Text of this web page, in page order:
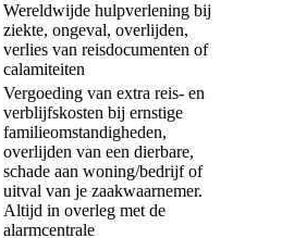
Wereldwijde hulpverlening bij
ziekte, ongeval, overlijden,
verlies van reisdocumenten of
calamiteiten
Vergoeding van extra reis- en
verblijfskosten bij ernstige
familieomstandigheden,
overlijden van een dierbare,
schade aan woning/bedrijf of
uitval van je zaakwaarnemer.
Altijd in overleg met de
alarmcentrale